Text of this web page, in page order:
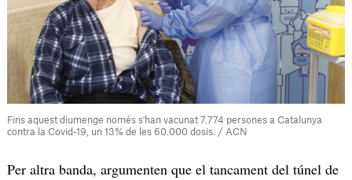
Fins aquest diumenge només s'han vacunat 7.774 persones a Catalunya
contra la Covid-19, un 13% de les 60.000 dosis. / ACN
Per altra banda, argumenten que el tancament del túnel de